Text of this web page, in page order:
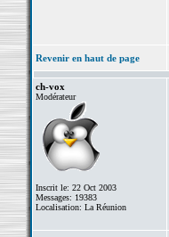
Revenir en haut de page
ch-vox
Modérateur
Inscrit le: 22 Oct 2003
Messages: 19383
Localisation: La Réunion